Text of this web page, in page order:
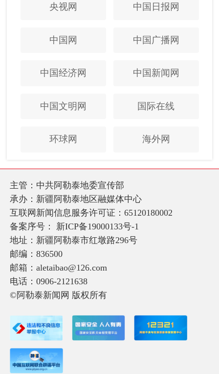
央视网 中国日报网
中国网 中国广播网
中国经济网 中国新闻网
中国文明网 国际在线
环球网 海外网
主管：中共阿勒泰地委宣传部
承办：新疆阿勒泰地区融媒体中心
互联网新闻信息服务许可证：65120180002
备案序号： 新ICP备19000133号-1
地址：新疆阿勒泰市红墩路296号
邮编：836500
邮箱：aletaibao@126.com
电话：0906-2121638
©阿勒泰新闻网 版权所有